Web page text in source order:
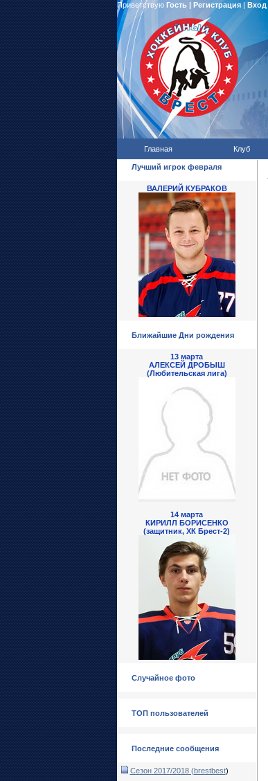
Приветствую Гость | Регистрация| Вход
Главная Клуб
Лучший игрок февраля
ВАЛЕРИЙ КУБРАКОВ
Ближайшие Дни рождения
13 марта
АЛЕКСЕЙ ДРОБЫШ
(Любительская лига)
14 марта
КИРИЛЛ БОРИСЕНКО
(защитник, ХК Брест-2)
Случайное фото
ТОП пользователей
Последние сообщения
Сезон 2017/2018 (brestbest)